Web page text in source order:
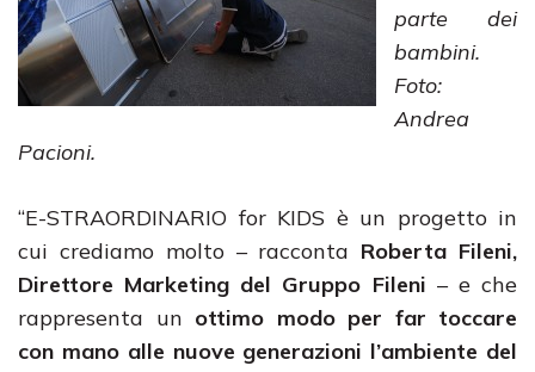
parte dei
bambini.
Foto:
Andrea
Pacioni.
“E-STRAORDINARIO for KIDS è un progetto in
cui crediamo molto – racconta Roberta Fileni,
Direttore Marketing del Gruppo Fileni – e che
rappresenta un ottimo modo per far toccare
con mano alle nuove generazioni l’ambiente del